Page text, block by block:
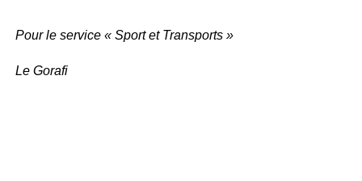
Pour le service « Sport et Transports »
Le Gorafi